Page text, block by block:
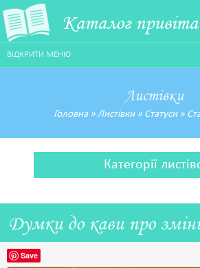
Каталог
ВІДКРИТИ МЕНЮ
Листівки
Головна» Листівки» Статуси»
Категорії
Думки до кави про
Save